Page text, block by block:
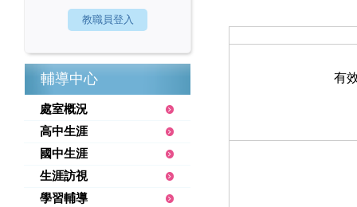
輔導中心
處室概況
高中生涯
國中生涯
生涯訪視
學習輔導
有